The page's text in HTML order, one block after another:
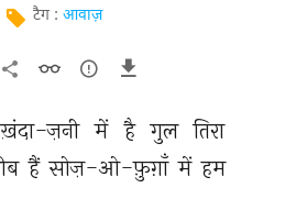
टैग : आवाज़
ज़नी में है गुल तिरा
हैं सोज़-ओ-फ़ुग़ाँ में हम